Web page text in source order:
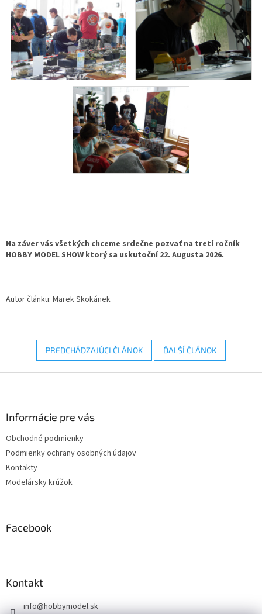
Na záver vás všetkých chceme srdečne pozvať na tretí ročník
HOBBY MODEL SHOW ktorý sa uskutoční 22. Augusta 2026.
Autor článku: Marek Skokánek
PREDCHÁDZAJÚCI ČLÁNOK ĎALŠÍ ČLÁNOK
Informácie pre vás
Obchodné podmienky
Podmienky ochrany osobných údajov
Kontakty
Modelársky krúžok
Facebook
Kontakt
info@hobbymodel.sk